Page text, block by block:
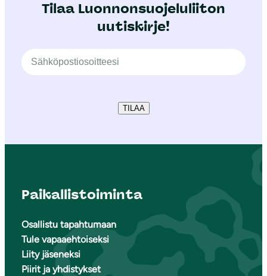
Tilaa Luonnonsuojeluliiton
uutiskirje!
TILAA
Paikallistoiminta
Osallistu tapahtumaan
Tule vapaaehtoiseksi
Liity jäseneksi
Piirit ja yhdistykset